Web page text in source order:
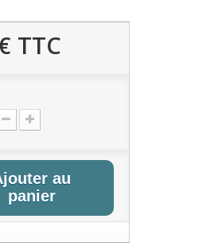
TTC
au
panier